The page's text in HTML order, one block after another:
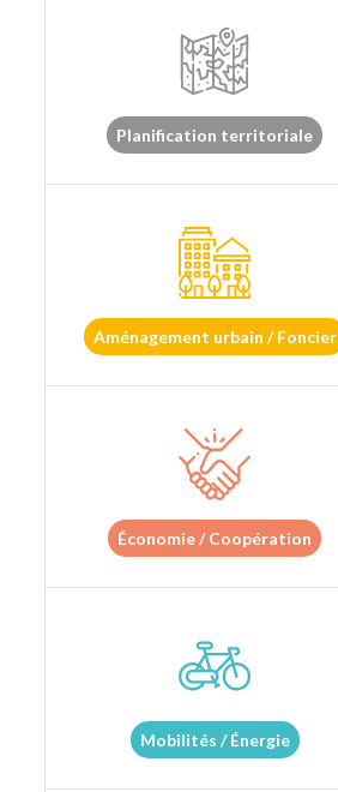
Planification territoriale
Aménagement urbain / Foncier
Économie / Coopération
Mobilités / Énergie